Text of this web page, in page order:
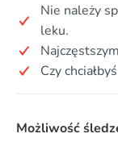
Nie należy
leku.
Czy
Możliwość